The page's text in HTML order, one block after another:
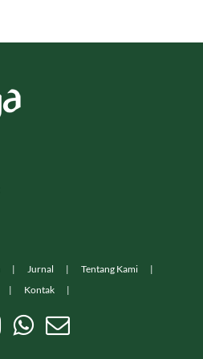
Jurnal
Tentang Kami
Kontak